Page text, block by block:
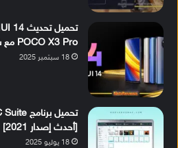
POCO X3 Pro مع شرح التثبيت
18 سبتمبر 2025
[أحدث إصدار 2021]
18 يوليو 2025